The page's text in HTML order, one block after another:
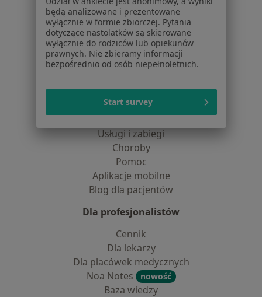
Praca Rekrutujemy!
Partnerzy
Centrum prasowe
Kontakt
Dla pacjentów
Lekarze
Placówki medyczne
Usługi i zabiegi
Choroby
Pomoc
Aplikacje mobilne
Blog dla pacjentów
Dla profesjonalistów
Cennik
Dla lekarzy
Dla placówek medycznych
Noa Notes
nowość
Baza wiedzy
będą analizowane i prezentowane
wyłącznie w formie zbiorczej. Pytania
dotyczące nastolatków są skierowane
wyłącznie do rodziców lub opiekunów
prawnych. Nie zbieramy informacji
bezpośrednio od osób niepełnoletnich.
Start survey